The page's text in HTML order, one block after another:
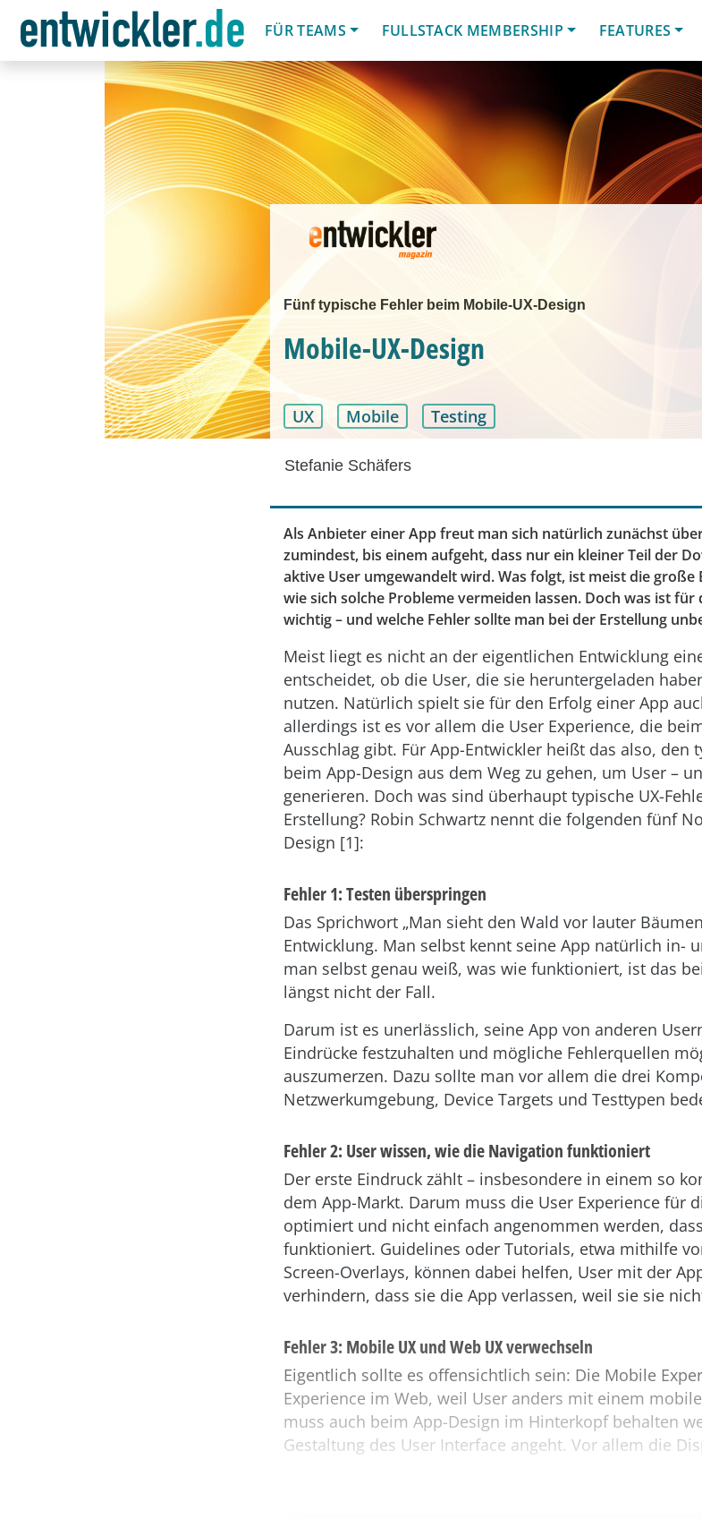
FÜR TEAMS
FULLSTACK MEMBERSHIP FEATURES
Fünf typische Fehler beim Mobile-UX-Design
Mobile-UX-Design
UX Mobile Testing
Stefanie Schäfers
Als Anbieter einer App freut man sich natürlich zunächst
zumindest, bis einem aufgeht, dass nur ein kleiner Teil der
aktive User umgewandelt wird. Was folgt, ist meist die große
wie sich solche Probleme vermeiden lassen. Doch was ist für
wichtig – und welche Fehler sollte man bei der Erstellung
Meist liegt es nicht an der eigentlichen Entwicklung
entscheidet, ob die User, die sie heruntergeladen
nutzen. Natürlich spielt sie für den Erfolg einer App
allerdings ist es vor allem die User Experience, die
Ausschlag gibt. Für App-Entwickler heißt das also, den
beim App-Design aus dem Weg zu gehen, um User –
generieren. Doch was sind überhaupt typische UX-
Erstellung? Robin Schwartz nennt die folgenden fünf
Design [1]:
Fehler 1: Testen überspringen
Das Sprichwort „Man sieht den Wald vor lauter
Entwicklung. Man selbst kennt seine App natürlich in-
man selbst genau weiß, was wie funktioniert, ist das
längst nicht der Fall.
Darum ist es unerlässlich, seine App von anderen
Eindrücke festzuhalten und mögliche Fehlerquellen
auszumerzen. Dazu sollte man vor allem die drei
Netzwerkumgebung, Device Targets und Testtypen
Fehler 2: User wissen, wie die Navigation funktioniert
Der erste Eindruck zählt – insbesondere in einem so
dem App-Markt. Darum muss die User Experience für
optimiert und nicht einfach angenommen werden,
funktioniert. Guidelines oder Tutorials, etwa mithilfe
Screen-Overlays, können dabei helfen, User mit der
verhindern, dass sie die App verlassen, weil sie sie
Fehler 3: Mobile UX und Web UX verwechseln
Eigentlich sollte es offensichtlich sein: Die Mobile
Experience im Web, weil User anders mit einem
muss auch beim App-Design im Hinterkopf behalten
Gestaltung des User Interface angeht. Vor allem die